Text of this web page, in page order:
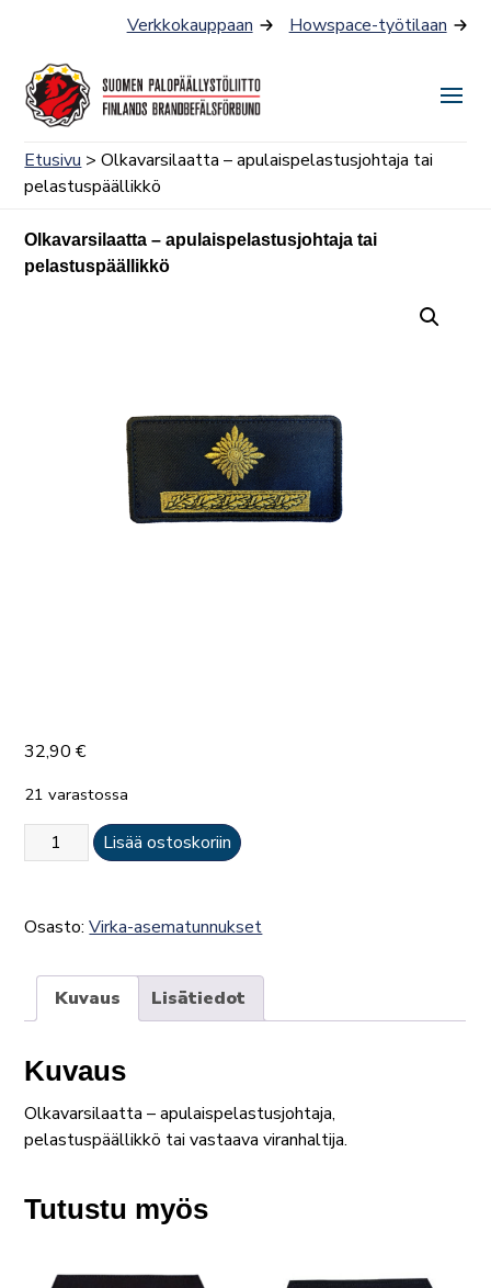
Verkkokauppaan Howspace-työtilaan
Etusivu > Olkavarsilaatta – apulaispelastusjohtaja tai
pelastuspäällikkö
Olkavarsilaatta – apulaispelastusjohtaja tai
pelastuspäällikkö
32,90€
21 varastossa
Olkavarsilaatta
–
tai
pelastuspäällikkö
Lisää ostoskoriin
Osasto:Virka-asematunnukset
Kuvaus Lisätiedot
Kuvaus
Olkavarsilaatta – apulaispelastusjohtaja,
pelastuspäällikkö tai vastaava viranhaltija.
Tutustu myös